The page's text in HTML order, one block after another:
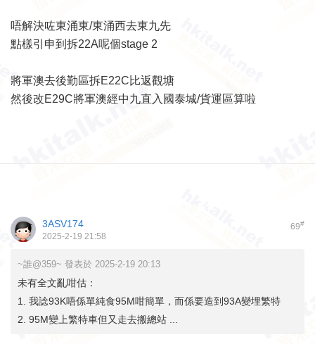
唔解決咗東涌東/東涌西去東九先
點樣引申到拆22A呢個stage 2
將軍澳去後勤區拆E22C比返觀塘
然後改E29C將軍澳經中九直入國泰城/貨運區算啦
69#
3ASV174
2025-2-19 21:58
~誰@359~ 發表於 2025-2-19 20:13
未有全文亂咁估：
1. 我諗93K唔係單純食95M咁簡單，而係要造到93A變埋繁特
2. 95M變上繁特車但又走去搬總站 ...